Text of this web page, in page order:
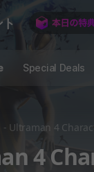
Special Deals
- Ultraman 4
4